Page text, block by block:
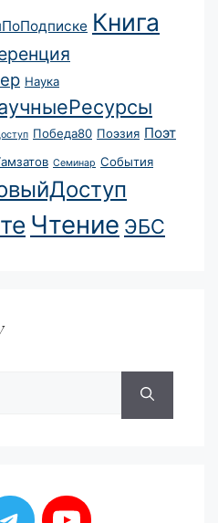
Книга
Наука
Победа80 Поэзия Поэт
Семинар События
Чтение ЭБС